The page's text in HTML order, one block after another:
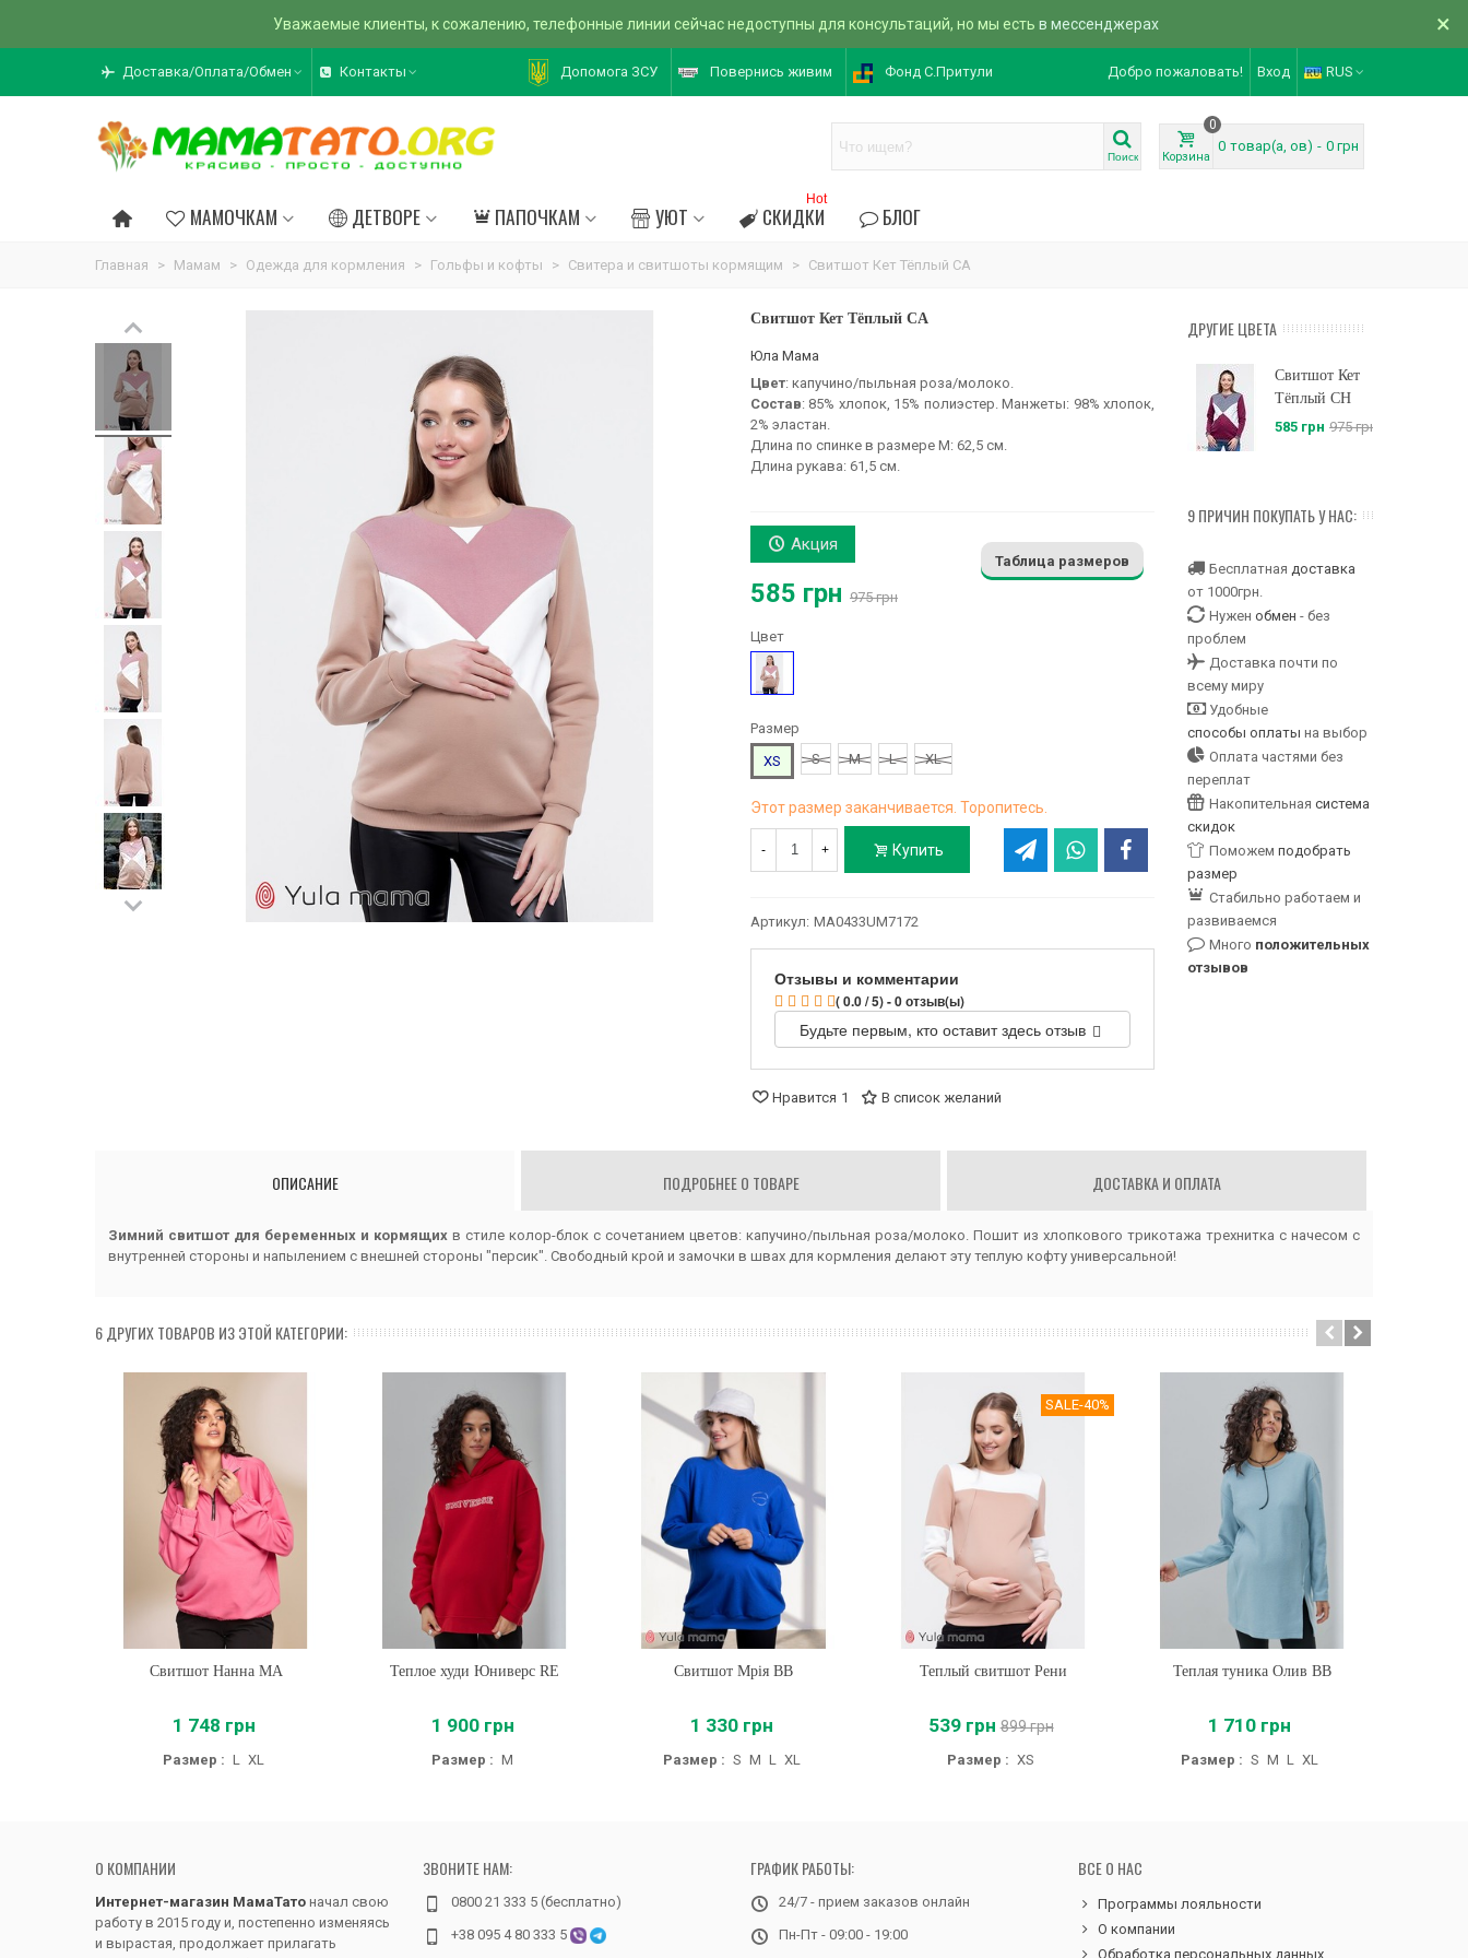
Уважаемые клиенты, к сожалению, телефонные линии сейчас недоступны для консультаций, но мы есть в мессенджерах ×
Доставка/Оплата/Обмен Контакты Допомога ЗСУ Повернись живим Фонд С.Притули Добро пожаловать! Вход RUS
Поиск Корзина
0
0 товар(а, ов) - 0 грн
МАМОЧКАМ ДЕТВОРЕ ПАПОЧКАМ УЮТ СКИДКИ
Hot
БЛОГ
Главная > Мамам > Одежда для кормления > Гольфы и кофты > Свитера и свитшоты кормящим > Свитшот Кет Тёплый CA
Свитшот Кет Тёплый CA
Юла Мама
Цвет: капучино/пыльная роза/молоко.
Состав: 85% хлопок, 15% полиэстер. Манжеты: 98% хлопок,
2% эластан.
Длина по спинке в размере М: 62,5 см.
Длина рукава: 61,5 см.
Акция
585 грн 975 грн
Таблица размеров
Цвет
Бежевый
Размер
XS
S M L XL
Этот размер заканчивается. Торопитесь.
- + Купить
Артикул: MA0433UM7172
Отзывы и комментарии
( 0.0 / 5) - 0 отзыв(ы)
Будьте первым, кто оставит здесь отзыв
Нравится 1 В список желаний
ДРУГИЕ ЦВЕТА
Свитшот Кет
Тёплый CH
585 грн 975 грн
9 ПРИЧИН ПОКУПАТЬ У НАС:
Бесплатная доставка
от 1000грн.
Нужен обмен - без
проблем
Доставка почти по
всему миру
Удобные
способы оплаты на выбор
Оплата частями без
переплат
Накопительная система
скидок
Поможем подобрать
размер
Стабильно работаем и
развиваемся
Много положительных
отзывов
ОПИСАНИЕ ПОДРОБНЕЕ О ТОВАРЕ ДОСТАВКА И ОПЛАТА
Зимний свитшот для беременных и кормящих в стиле колор-блок с сочетанием цветов: капучино/пыльная роза/молоко. Пошит из хлопкового трикотажа трехнитка с начесом с
внутренней стороны и напылением с внешней стороны "персик". Свободный крой и замочки в швах для кормления делают эту теплую кофту универсальной!
6 ДРУГИХ ТОВАРОВ ИЗ ЭТОЙ КАТЕГОРИИ:
Купить
Свитшот Нанна MA
1 748 грн
Размер : L XL
Купить
Теплое худи Юниверс RE
1 900 грн
Размер : M
Купить
Свитшот Мрія BB
1 330 грн
Размер : S M L XL
SALE-40%
Купить
Теплый свитшот Рени
539 грн 899 грн
Размер : XS
Купить
Теплая туника Олив BB
1 710 грн
Размер : S M L XL
О КОМПАНИИ
Интернет-магазин МамаТато начал свою
работу в 2015 году и, постепенно изменяясь
и вырастая, продолжает прилагать
ЗВОНИТЕ НАМ:
0800 21 333 5 (бесплатно)
+38 095 4 80 333 5
ГРАФИК РАБОТЫ:
24/7 - прием заказов онлайн
Пн-Пт - 09:00 - 19:00
ВСЕ О НАС
Программы лояльности
О компании
Обработка персональных данных